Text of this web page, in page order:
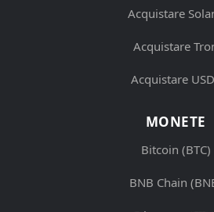
Acquistare
Acquistare
Acquistare
MONETE
Bitcoin (BTC)
BNB Chain